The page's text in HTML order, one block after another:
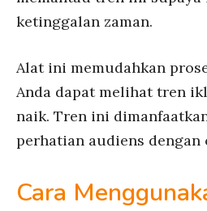
ketinggalan zaman.
Alat ini memudahkan
Anda dapat melihat tren
naik. Tren ini
perhatian audiens dengan
Cara